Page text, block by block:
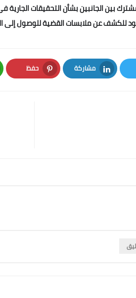
بين الجانبين بشأن التحقيقات
للكشف عن ملابسات القضية للوصول إلى
مشاركة
LinkedIn
حفظ
Pinterest